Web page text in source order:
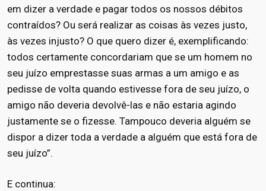
em dizer a verdade e pagar todos os nossos débitos
contraídos? Ou será realizar as coisas às vezes justo,
às vezes injusto? O que quero dizer é, exemplificando:
todos certamente concordariam que se um homem no
seu juízo emprestasse suas armas a um amigo e as
pedisse de volta quando estivesse fora de seu juízo, o
amigo não deveria devolvê-las e não estaria agindo
justamente se o fizesse. Tampouco deveria alguém se
dispor a dizer toda a verdade a alguém que está fora de
seu juízo”.
E continua: